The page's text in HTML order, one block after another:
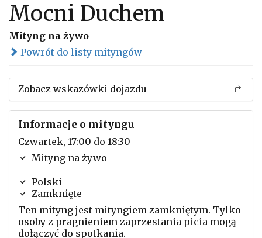
Mocni Duchem
Mityng na żywo
Powrót do listy mityngów
Zobacz wskazówki dojazdu
Informacje o mityngu
Czwartek, 17:00 do 18:30
Mityng na żywo
Polski
Zamknięte
Ten mityng jest mityngiem zamkniętym. Tylko
osoby z pragnieniem zaprzestania picia mogą
dołączyć do spotkania.